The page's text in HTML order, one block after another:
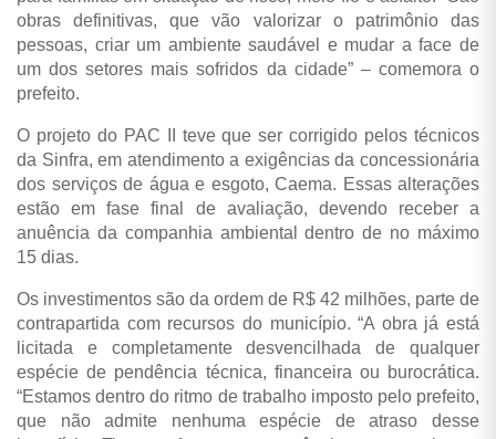
obras definitivas, que vão valorizar o patrimônio das
pessoas, criar um ambiente saudável e mudar a face de
um dos setores mais sofridos da cidade” – comemora o
prefeito.
O projeto do PAC II teve que ser corrigido pelos técnicos
da Sinfra, em atendimento a exigências da concessionária
dos serviços de água e esgoto, Caema. Essas alterações
estão em fase final de avaliação, devendo receber a
anuência da companhia ambiental dentro de no máximo
15 dias.
Os investimentos são da ordem de R$ 42 milhões, parte de
contrapartida com recursos do município. “A obra já está
licitada e completamente desvencilhada de qualquer
espécie de pendência técnica, financeira ou burocrática.
“Estamos dentro do ritmo de trabalho imposto pelo prefeito,
que não admite nenhuma espécie de atraso desse